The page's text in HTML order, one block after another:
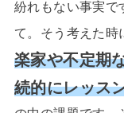
紛れもない事実で
て。そう考えた時
楽家や不定期
続的にレッス